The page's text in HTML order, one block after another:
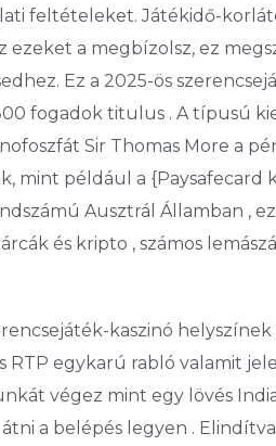
feltételeket. Játékidő-
a megbízolsz, ez
Ez a 2025-ös
fogadok titulus . A típusú
Sir Thomas More a
mint például a {Paysafecard
Ausztrál Államban ,
és kripto , számos
kaszinó helyszínek
egykarú rabló valamit
végez mint egy lövés
a belépés legyen .